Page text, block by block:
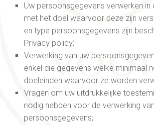
Uw persoonsgegevens verwerken
met het doel waarvoor deze zijn
en type persoonsgegevens zijn
Privacy policy;
Verwerking van uw
enkel die gegevens welke minimaal
doeleinden waarvoor ze worden
Vragen om uw uitdrukkelijke
nodig hebben voor de verwerking
persoonsgegevens;